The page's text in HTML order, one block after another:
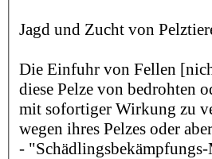
Jagd und Zucht von
Die Einfuhr von Fellen
diese Pelze von bedrohten
mit sofortiger Wirkung zu
wegen ihres Pelzes oder
-